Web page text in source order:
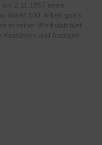
2.11.1957 seine
Markt 100. Arbeit gab's
in seiner Werkstatt fünf
und Anzügen.